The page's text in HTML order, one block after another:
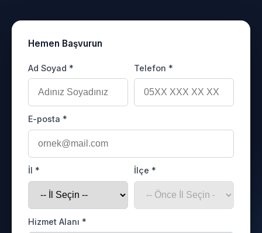
Hemen Başvurun
Ad Soyad * Telefon *
E-posta *
İl * İlçe *
Hizmet Alanı *